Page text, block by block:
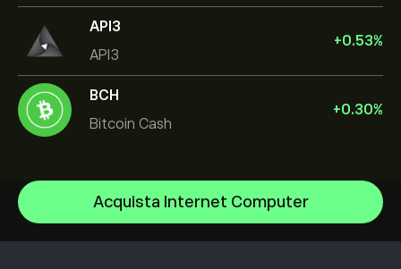
API3
API3
+0.53%
BCH
Bitcoin Cash
+0.30%
Acquista Internet Computer
Bitcoin
XRP